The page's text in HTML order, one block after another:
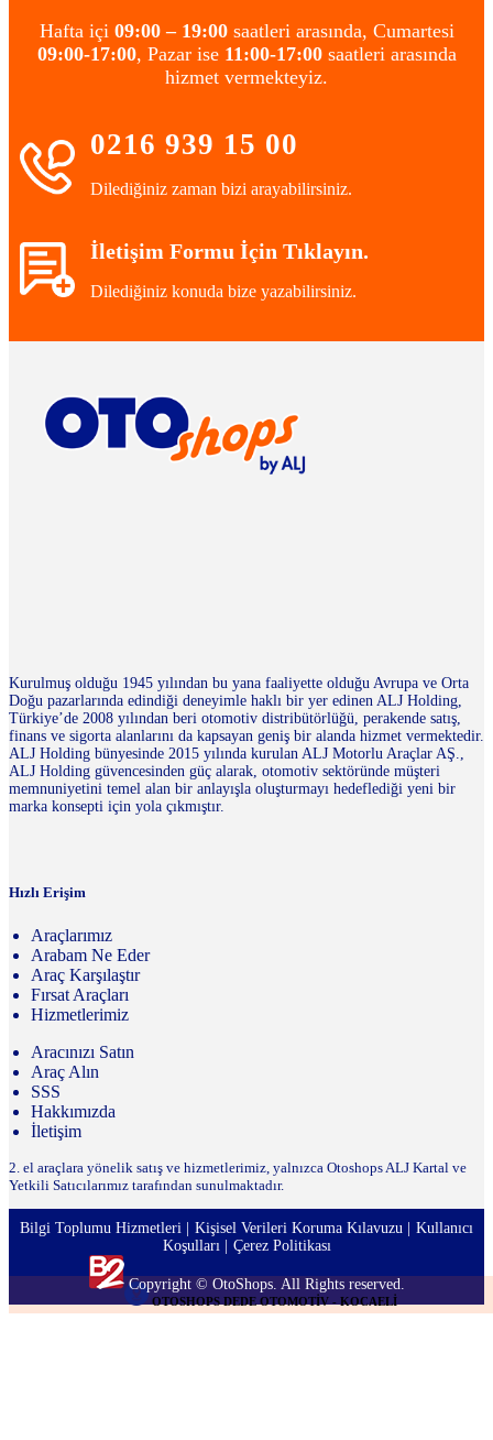
OTOSHOPS DEDE OTOMOTİV - KOCAELİ
Hafta içi 09:00 – 19:00saatleri arasında, Cumartesi
09:00-17:00, Pazar ise 11:00-17:00saatleri arasında
hizmet vermekteyiz.
0216 939 15 00
Dilediğiniz zaman bizi arayabilirsiniz.
İletişim Formu İçin Tıklayın.
Dilediğiniz konuda bize yazabilirsiniz.
Kurulmuş olduğu 1945 yılından bu yana faaliyette olduğu Avrupa ve Orta
Doğu pazarlarında edindiği deneyimle haklı bir yer edinen ALJ Holding,
Türkiye’de 2008 yılından beri otomotiv distribütörlüğü, perakende satış,
finans ve sigorta alanlarını da kapsayan geniş bir alanda hizmet vermektedir.
ALJ Holding bünyesinde 2015 yılında kurulan ALJ Motorlu Araçlar AŞ.,
ALJ Holding güvencesinden güç alarak, otomotiv sektöründe müşteri
memnuniyetini temel alan bir anlayışla oluşturmayı hedeflediği yeni bir
marka konsepti için yola çıkmıştır.
Hızlı Erişim
Araçlarımız
Arabam Ne Eder
Araç Karşılaştır
Fırsat Araçları
Hizmetlerimiz
Aracınızı Satın
Araç Alın
SSS
Hakkımızda
İletişim
2. el araçlara yönelik satış ve hizmetlerimiz, yalnızca Otoshops ALJ Kartal ve
Yetkili Satıcılarımız tarafından sunulmaktadır.
Copyright © OtoShops. All Rights reserved.
Bilgi Toplumu Hizmetleri Kişisel Verileri Koruma Kılavuzu
Kullanıcı
Koşulları
Çerez Politikası